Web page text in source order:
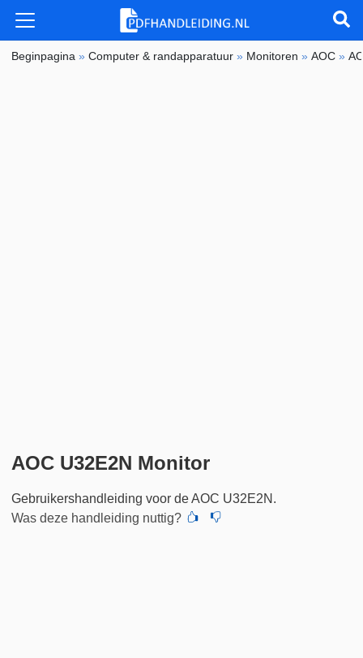
Beginpagina »Computer & randapparatuur » Monitoren »AOC »
AOC U32E2N Monitor
Gebruikershandleiding voor de AOC U32E2N.
Was deze handleiding nuttig?